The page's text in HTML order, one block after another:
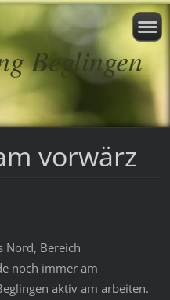
Beglingen
vorwärz
Nord, Bereich
noch immer am
aktiv am arbeiten.